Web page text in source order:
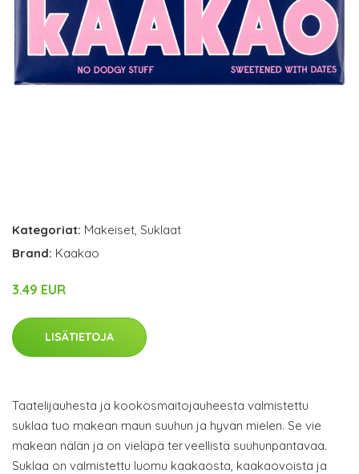
Kategoriat: Makeiset, Suklaat
Brand: Kaakao
3.49 EUR
LISÄTIETOJA
Taatelijauhesta ja kookosmaitojauheesta valmistettu
suklaa tuo makean maun suuhun ja hyvän mielen. Se vie
makean nälän ja on vieläpä terveellistä suuhunpantavaa.
Suklaa on valmistettu luomu kaakaosta, kaakaovoista ja